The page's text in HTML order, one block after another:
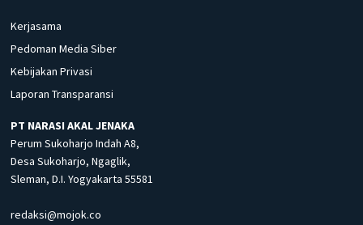
Kerjasama
Pedoman Media Siber
Kebijakan Privasi
Laporan Transparansi
PT NARASI AKAL JENAKA
Perum Sukoharjo Indah A8,
Desa Sukoharjo, Ngaglik,
Sleman, D.I. Yogyakarta 55581
redaksi@mojok.co